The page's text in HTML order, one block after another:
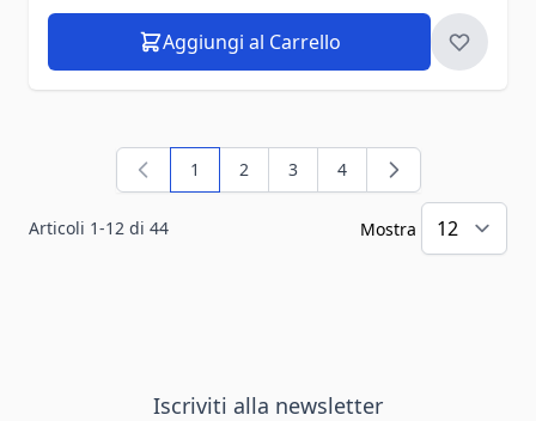
Aggiungi al Carrello
Articoli 1-12 di 44
Attualmente stai leggendo la pagina
1 Pagina
2 Pagina
3 Pagina
4
Mostra
Iscriviti alla newsletter